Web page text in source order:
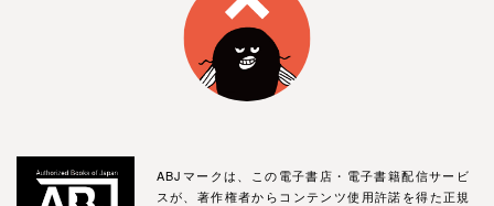
ABJマークは、この電子書店・電子書籍配信サービ
スが、著作権者からコンテンツ使用許諾を得た正規